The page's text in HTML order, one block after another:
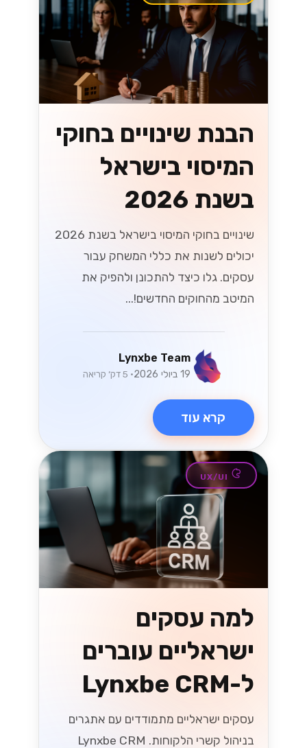
הבנת שינויים בחוקי
המיסוי בישראל
בשנת 2026
שינויים בחוקי המיסוי בישראל בשנת 2026
יכולים לשנות את כללי המשחק עבור
עסקים. גלו כיצד להתכונן ולהפיק את
המיטב מהחוקים החדשים!...
Lynxbe Team
19 ביולי 2026 • 5 דק׳ קריאה
קרא עוד
UX/UI
למה עסקים
ישראליים עוברים
ל-Lynxbe CRM
עסקים ישראליים מתמודדים עם אתגרים
בניהול קשרי הלקוחות. Lynxbe CRM